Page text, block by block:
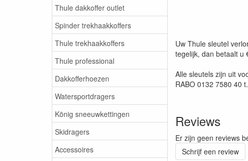
Thule dakkoffer outlet
Spinder trekhaakkoffers
Thule trekhaakkoffers
Thule professional
Dakkofferhoezen
Watersportdragers
König sneeuwkettingen
Skidragers
Accessoires
Uw Thule sleutel
tegelijk, dan betaalt u
Alle sleutels zijn uit
RABO 0132 7580 40
Reviews
Er zijn geen reviews
Schrijf een review